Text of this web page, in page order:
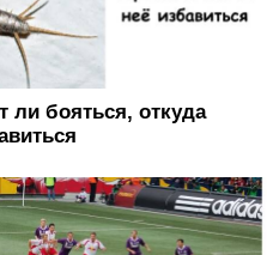
ли бояться, откуда